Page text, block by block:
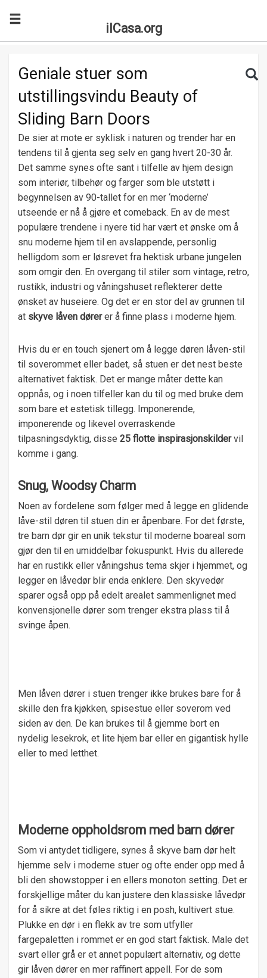
ilCasa.org
Search for:
Geniale stuer som
utstillingsvindu Beauty of
Sliding Barn Doors
De sier at mote er syklisk i naturen og trender har en
tendens til å gjenta seg selv en gang hvert 20-30 år.
Det samme synes ofte sant i tilfelle av hjem design
som interiør, tilbehør og farger som ble utstøtt i
begynnelsen av 90-tallet for en mer ‘moderne’
utseende er nå å gjøre et comeback. En av de mest
populære trendene i nyere tid har vært et ønske om å
snu moderne hjem til en avslappende, personlig
helligdom som er løsrevet fra hektisk urbane jungelen
som omgir den. En overgang til stiler som vintage, retro,
rustikk, industri og våningshuset reflekterer dette
ønsket av huseiere. Og det er en stor del av grunnen til
at skyve låven dørerer å finne plass i moderne hjem.
Hvis du er en touch sjenert om å legge døren låven-stil
til soverommet eller badet, så stuen er det nest beste
alternativet faktisk. Det er mange måter dette kan
oppnås, og i noen tilfeller kan du til og med bruke dem
som bare et estetisk tillegg. Imponerende,
imponerende og likevel overraskende
tilpasningsdyktig, disse 25 flotte inspirasjonskildervil
komme i gang.
Snug, Woodsy Charm
Noen av fordelene som følger med å legge en glidende
låve-stil døren til stuen din er åpenbare. For det første,
tre barn dør gir en unik tekstur til moderne boareal som
gjør den til en umiddelbar fokuspunkt. Hvis du allerede
har en rustikk eller våningshus tema skjer i hjemmet, og
legger en låvedør blir enda enklere. Den skyvedør
sparer også opp på edelt arealet sammenlignet med
konvensjonelle dører som trenger ekstra plass til å
svinge åpen.
Men låven dører i stuen trenger ikke brukes bare for å
skille den fra kjøkken, spisestue eller soverom ved
siden av den. De kan brukes til å gjemme bort en
nydelig lesekrok, et lite hjem bar eller en gigantisk hylle
eller to med letthet.
Moderne oppholdsrom med barn dører
Som vi antydet tidligere, synes å skyve barn dør helt
hjemme selv i moderne stuer og ofte ender opp med å
bli den showstopper i en ellers monoton setting. Det er
forskjellige måter du kan justere den klassiske låvedør
for å sikre at det føles riktig i en posh, kultivert stue.
Plukke en dør i en flekk av tre som utfyller
fargepaletten i rommet er en god start faktisk. Male det
svart eller grå er et annet populært alternativ, og dette
gir låven dører en mer raffinert appell. For de som